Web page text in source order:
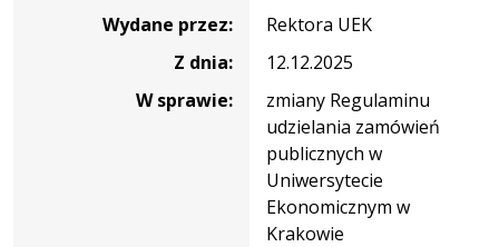
Wydane przez:
Rektora UEK
Z dnia:
12.12.2025
W sprawie:
zmiany Regulaminu
udzielania zamówień
publicznych w
Uniwersytecie
Ekonomicznym w
Krakowie